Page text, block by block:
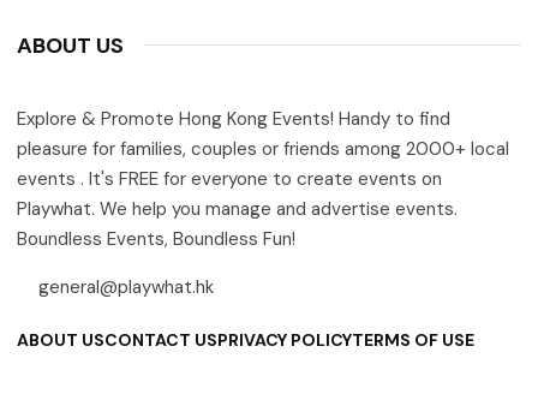
ABOUT US
Explore & Promote Hong Kong Events! Handy to find
pleasure for families, couples or friends among 2000+ local
events . It's FREE for everyone to create events on
Playwhat. We help you manage and advertise events.
Boundless Events, Boundless Fun!
general@playwhat.hk
ABOUT USCONTACT USPRIVACY POLICYTERMS OF USE